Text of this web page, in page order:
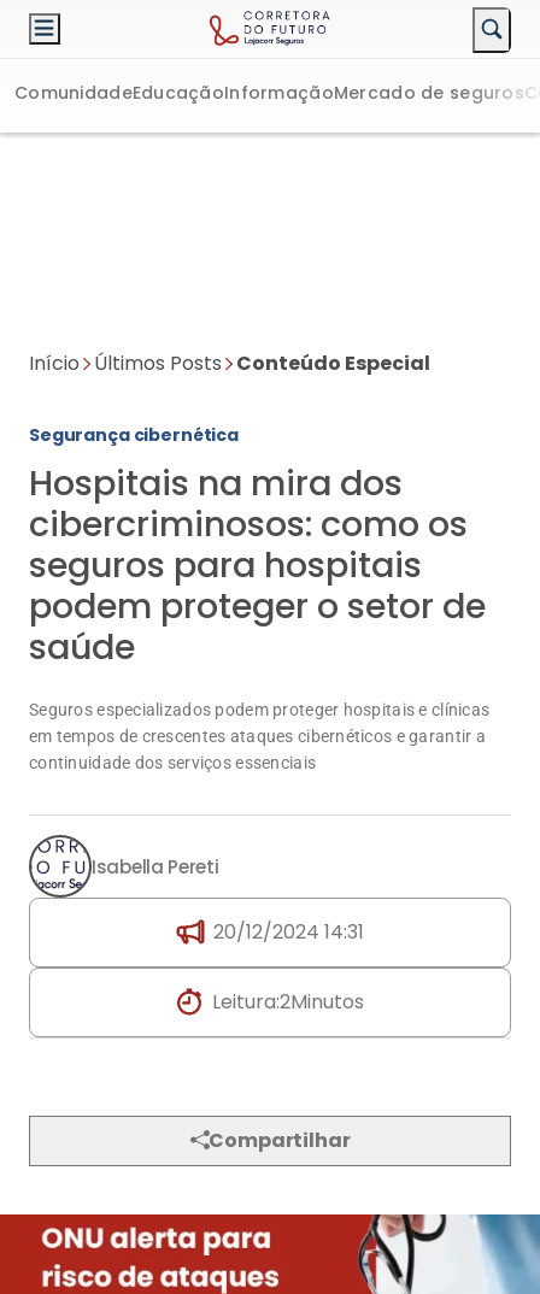
ComunidadeEducaçãoInformaçãoMercado de seguros
Início Últimos Posts Conteúdo Especial
Segurança cibernética
Hospitais na mira dos
cibercriminosos: como os
seguros para hospitais
podem proteger o setor de
saúde
Seguros especializados podem proteger hospitais e clínicas
em tempos de crescentes ataques cibernéticos e garantir a
continuidade dos serviços essenciais
Isabella Pereti
20/12/2024 14:31
Leitura:2Minutos
Compartilhar